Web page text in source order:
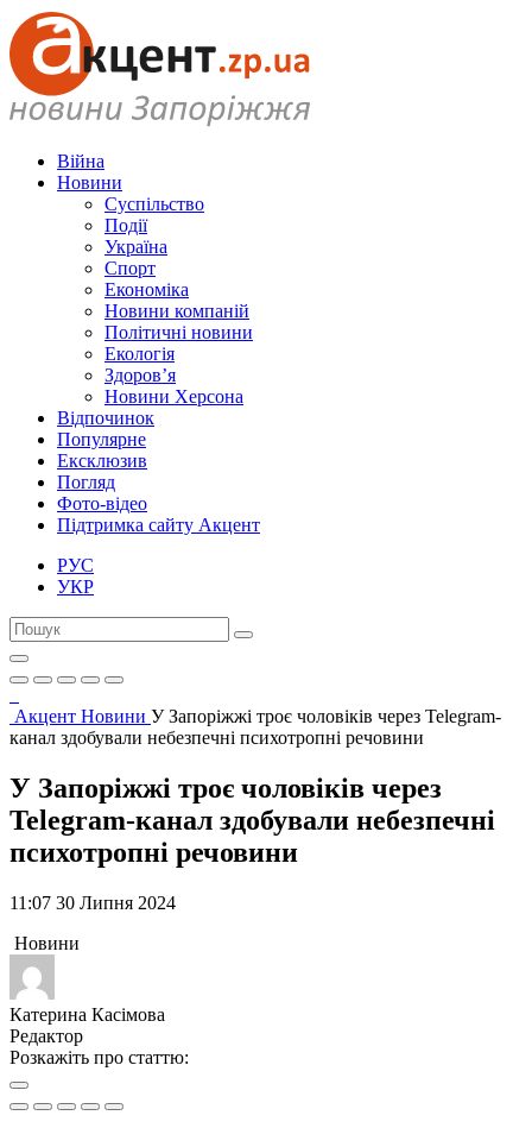
Війна
Новини
Суспільство
Події
Україна
Спорт
Економіка
Новини компаній
Політичні новини
Екологія
Здоров’я
Новини Херсона
Відпочинок
Популярне
Ексклюзив
Погляд
Фото-відео
Підтримка сайту Акцент
РУС
УКР
Акцент Новини У Запоріжжі троє чоловіків через Telegram-
канал здобували небезпечні психотропні речовини
У Запоріжжі троє чоловіків через
Telegram-канал здобували небезпечні
психотропні речовини
11:07 30 Липня 2024
Новини
Катерина Касімова
Редактор
Розкажіть про статтю: